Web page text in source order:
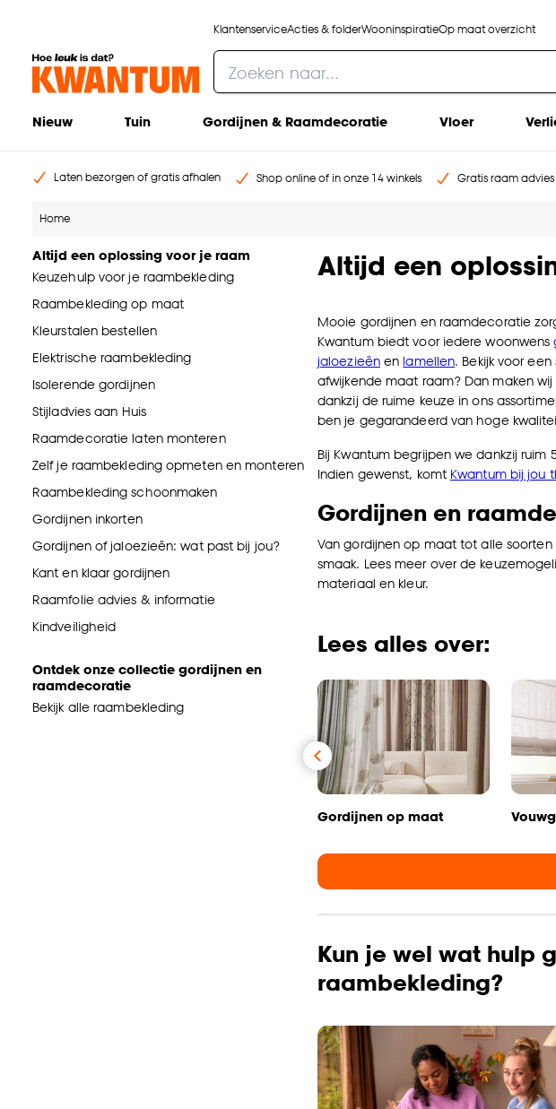
KlantenserviceActies & folderWooninspiratieOp maat overzicht
Nieuw Tuin Gordijnen & Raamdecoratie Vloer
Laten bezorgen of gratis afhalen Shop online of in onze 14 winkels Gratis raam
Home
Altijd een oplossing voor je raam
Keuzehulp voor je raambekleding
Raambekleding op maat
Kleurstalen bestellen
Elektrische raambekleding
Isolerende gordijnen
Stijladvies aan Huis
Raamdecoratie laten monteren
Zelf je raambekleding opmeten en monteren
Raambekleding schoonmaken
Gordijnen inkorten
Gordijnen of jaloezieën: wat past bij jou?
Kant en klaar gordijnen
Raamfolie advies & informatie
Kindveiligheid
Ontdek onze collectie gordijnen en
raamdecoratie
Bekijk alle raambekleding
Altijd een
Mooie gordijnen en raamdecoratie
Kwantum biedt voor iedere woonwens
jaloezieënenlamellen. Bekijk voor
afwijkende maat raam? Dan maken
dankzij de ruime keuze in ons
ben je gegarandeerd van hoge
Bij Kwantum begrijpen we dankzij
Indien gewenst, komt Kwantum bij jou
Gordijnen en
Van gordijnen op maat tot alle
smaak. Lees meer over de
materiaal en kleur.
Lees alles over:
Gordijnen op maat
Kun je wel wat hulp
raambekleding?